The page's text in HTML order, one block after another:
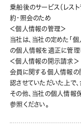
乗船後のサービス（レス
約・照会のため
＜個人情報の管理＞
当社は、当社の定めた「
の個人情報を適正に管理
＜個人情報の開示請求＞
会員に関する個人情報の
認させていただいた上で
その他、当社の個人情報
参照ください。